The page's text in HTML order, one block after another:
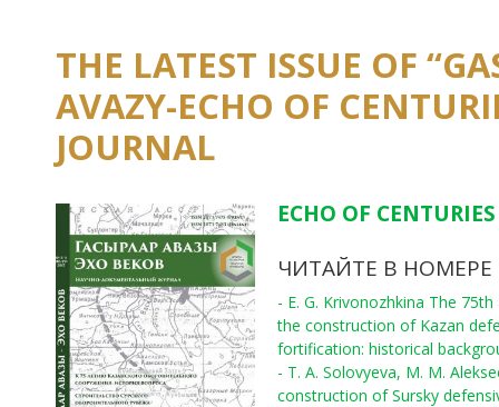
THE LATEST ISSUE OF
AVAZY-ECHO OF
JOURNAL
ECHO OF
ЧИТАЙТЕ В НОМЕРЕ
- E. G. Krivonozhkina The
the construction of Kazan
fortification: historical
- T. A. Solovyeva, M. M.
construction of Sursky